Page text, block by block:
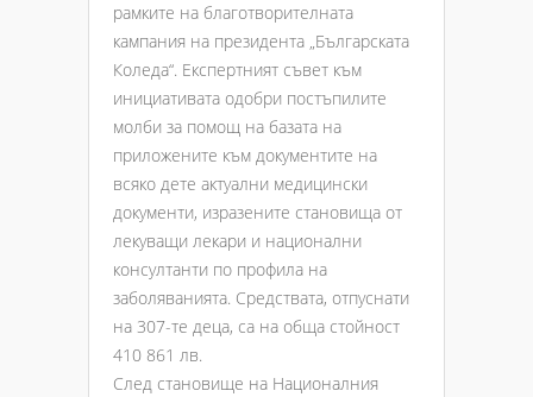
рамките на благотворителната
кампания на президента „Българската
Коледа“. Експертният съвет към
инициативата одобри постъпилите
молби за помощ на базата на
приложените към документите на
всяко дете актуални медицински
документи, изразените становища от
лекуващи лекари и национални
консултанти по профила на
заболяванията. Средствата, отпуснати
на 307-те деца, са на обща стойност
410 861 лв.
След становище на Националния